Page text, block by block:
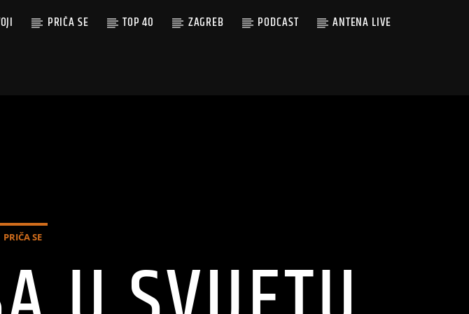
PRIČA SE TOP 40 ZAGREB PODCAST ANTENA LIVE
PRIČA SE